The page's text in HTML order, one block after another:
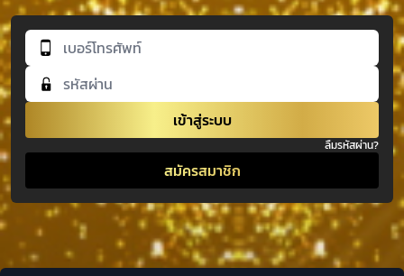
เข้าสู่ระบบ
ลืมรหัสผ่าน?
สมัครสมาชิก